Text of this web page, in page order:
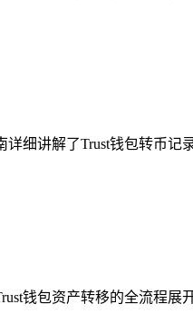
细讲解了Trust钱包转币
钱包资产转移的全流程